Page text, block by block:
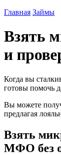
Главная Займы
Взять
и
Когда вы
готовы помочь
Вы можете
предлагая
Взять
МФО без